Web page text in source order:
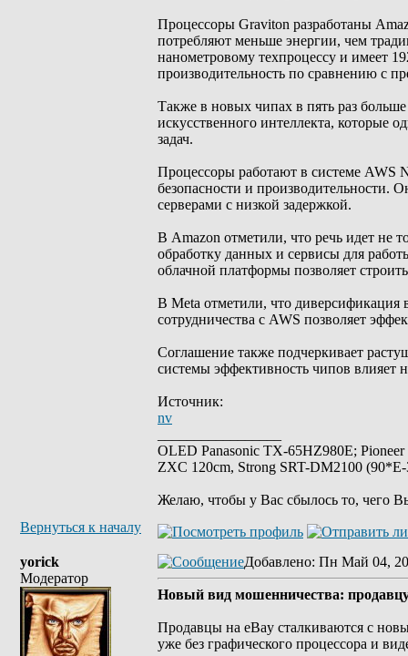
Процессоры Graviton разработаны
потребляют меньше энергии, чем
нанометровому техпроцессу и имеет
производительность по сравнению с
Также в новых чипах в пять раз
искусственного интеллекта,
задач.
Процессоры работают в системе AWS
безопасности и
серверами с низкой задержкой.
В Amazon отметили, что речь идет не
обработку данных и сервисы для
облачной платформы позволяет
В Meta отметили, что диверсификация
сотрудничества с AWS позволяет
Соглашение также подчеркивает
системы эффективность чипов влияет
Источник:
nv
OLED Panasonic TX-65HZ980E;
ZXC 120cm, Strong SRT-DM2100
Желаю, чтобы у Вас сбылось то, чего
Вернуться к началу
yorick
Модератор
Добавлено: Пн Май 04,
Новый вид мошенничества:
Продавцы на eBay сталкиваются с
уже без графического процессора и